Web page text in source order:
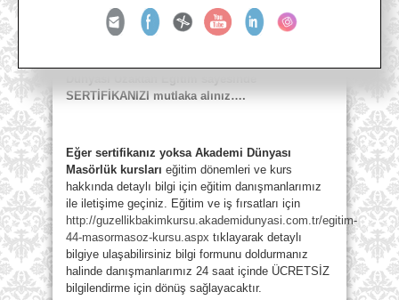
Kariyer seni bekliyor….
SERTİFİKANIZI mutlaka alınız….
Eğer sertifikanız yoksa Akademi Dünyası
Masörlük kursları eğitim dönemleri ve kurs
hakkında detaylı bilgi için eğitim danışmanlarımız
ile iletişime geçiniz. Eğitim ve iş fırsatları için
http://guzellikbakimkursu.akademidunyasi.com.tr/egitim-
44-masormasoz-kursu.aspx tıklayarak detaylı
bilgiye ulaşabilirsiniz bilgi formunu doldurmanız
halinde danışmanlarımız 24 saat içinde ÜCRETSİZ
bilgilendirme için dönüş sağlayacaktır.